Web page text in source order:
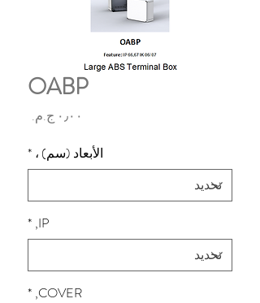
OABP
الأبعاد (سم) ، *
IP,
*
COVER,
*